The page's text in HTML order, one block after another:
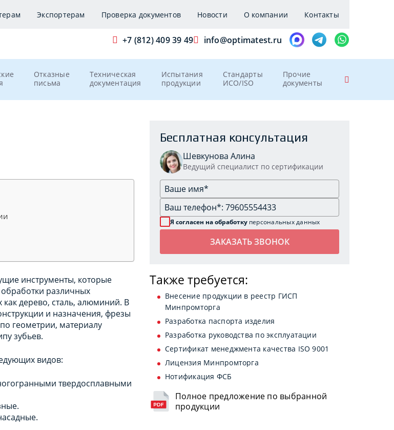
Экспортерам Проверка документов Новости О компании Контакты
+7 (812) 409 39 49 info@optimatest.ru
Отказные
письма
Техническая
документация
Испытания
продукции
Стандарты
ИСО/ISO
Прочие
документы
инструменты, которые
различных
как дерево, сталь, алюминий. В
и назначения, фрезы
геометрии, материалу
зубьев.
видов:
твердосплавными
Бесплатная консультация
Шевкунова Алина
Ведущий специалист по сертификации
Я согласен на обработку персональных данных
Также требуется:
Внесение продукции в реестр ГИСП
Минпромторга
Разработка паспорта изделия
Разработка руководства по эксплуатации
Сертификат менеджмента качества ISO 9001
Лицензия Минпромторга
Нотификация ФСБ
Полное предложение по выбранной
продукции